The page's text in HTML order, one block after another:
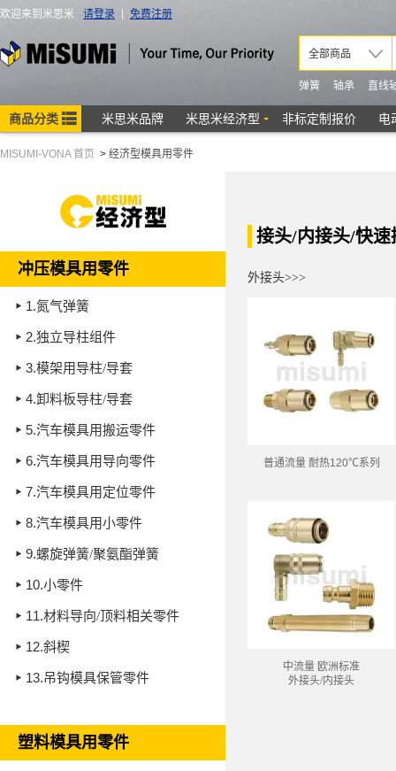
MISUMI-VONA 首页 > 经济型模具用零件
冲压模具用零件
1.氮气弹簧
2.独立导柱组件
3.模架用导柱/导套
4.卸料板导柱/导套
5.汽车模具用搬运零件
6.汽车模具用导向零件
7.汽车模具用定位零件
8.汽车模具用小零件
9.螺旋弹簧/聚氨酯弹簧
10.小零件
11.材料导向/顶料相关零件
12.斜楔
13.吊钩模具保管零件
塑料模具用零件
接头/内接头/快
外接头>>>
普通流量 耐热120℃系列
中流量 欧洲标准
外接头/内接头